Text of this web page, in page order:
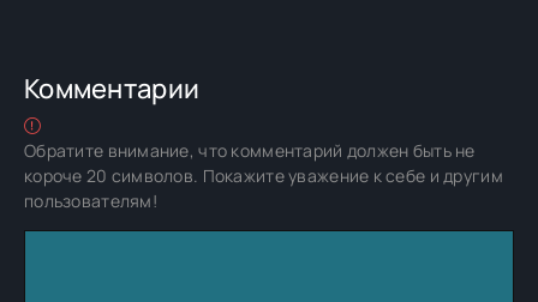
Комментарии
Обратите внимание, что комментарий должен быть не
короче 20 символов. Покажите уважение к себе и другим
пользователям!